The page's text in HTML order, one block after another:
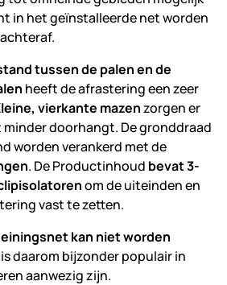
in het geïnstalleerde net worden
tussen de palen en de
heeft de afrastering een zeer
vierkante mazenzorgen er
doorhangt. De gronddraad
worden verankerd met de
. De Productinhoud bevat 3-
om de uiteinden en
vast te zetten.
kan niet worden
daarom bijzonder populair in
aanwezig zijn.